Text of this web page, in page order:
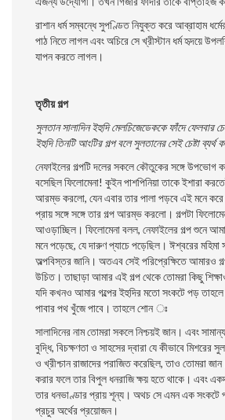
রাশান ধর্ম সম্বন্ধে সুপণ্ডিত নিযুক্ত করে আব্রাহাম
পাঠ নিতে লাগল এবং অচিরে সে খ্রীস্টান ধর্ম হৃদয়ে
যাপন করতে লাগল।
তৃতীয় গল্প
সুলতান সালাদিন ইহুদি মেলচিজেডেককে ফাঁদে ফেলবার
ইহুদি তিনটি আংটির গল্প বলে সুলতানের সেই চেষ্টা ব্যর্থ
নেফাইলের গল্পটি দলের সকলে কৌতুকের সঙ্গে উপভােগ
বসেছিল ফিলােমেনা! কুইন পাশপিনিয়া তাকে ইশারা
আরম্ভ করলাে, যেন এবার তার পালা পড়বে এই মনে
প্রায় সঙ্গে সঙ্গে তার গল্প আরম্ভ করলাে। গল্পটা
আওড়াচ্ছিল। ফিলােমেনা বলল, নেফাইলের গল্প শুনে
মনে পড়েছে, যে দারুণপ্যাচে পড়েছিল। ঈশ্বরের মহিমা
অল্পবিস্তর জানি। অতএব সেই পরিপ্রেক্ষিতে আমারও
উচিত। তাছাড়া আমার এই গল্প থেকে তােমরা কিছু
যদি কখনও আমার গল্পের ইহুদির মতাে সংকটে পড়
পাবার পথ খুঁজে পাবে। তাহলে শােন ঃ
সালাদিনের নাম তােমরা সকলে নিশ্চয়ই জান। এবং
বুদ্ধি, বিচক্ষণতা ও সাহসের দ্বারা যে কীভাবে মিশরের
ও খ্রীশ্চান রাজাদের পরাজিত করেছিল, তাও তােমরা
করার ফলে তার বিপুল ধনরাজি ক্ষয় হতে থাকে। এবং
তার ধনভাণ্ডার প্রায় শূন্য। অথচ সে এমন এক সংকটে
প্রচুর অর্থের প্রয়ােজন।